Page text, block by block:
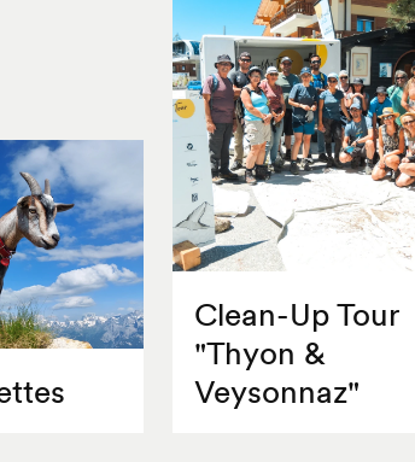
Clean-Up Tour
"Thyon &
Veysonnaz"